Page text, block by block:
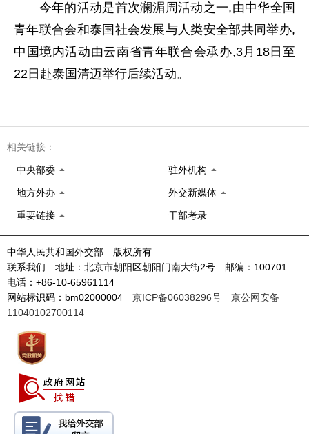
今年的活动是首次澜湄周活动之一,由中华全国
青年联合会和泰国社会发展与人类安全部共同举办,
中国境内活动由云南省青年联合会承办,3月18日至
22日赴泰国清迈举行后续活动。
相关链接：
中央部委 驻外机构
地方外办 外交新媒体
重要链接 干部考录
中华人民共和国外交部 版权所有
联系我们 地址：北京市朝阳区朝阳门南大街2号 邮编：100701
电话：+86-10-65961114
网站标识码：bm02000004 京ICP备06038296号
京公网安备
11040102700114